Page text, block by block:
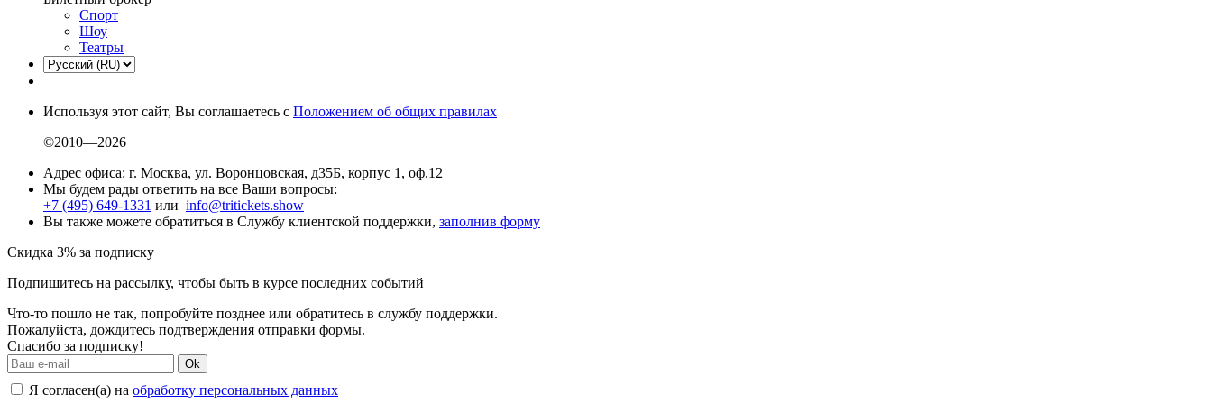
Спорт
Шоу
Театры
Используя этот сайт, Вы соглашаетесь с Положением об общих правилах
©2010—2026
Адрес офиса: г. Москва, ул. Воронцовская, д35Б, корпус 1, оф.12
Мы будем рады ответить на все Ваши вопросы:
+7 (495) 649-1331 или info@tritickets.show
Вы также можете обратиться в Службу клиентской поддержки, заполнив форму
Скидка 3% за подписку
Подпишитесь на рассылку, чтобы быть в курсе последних событий
Что-то пошло не так, попробуйте позднее или обратитесь в службу поддержки.
Пожалуйста, дождитесь подтверждения отправки формы.
Спасибо за подписку!
Ok
Я согласен(а) на обработку персональных данных